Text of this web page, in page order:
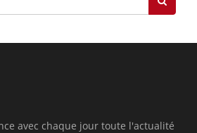
avec chaque jour toute l'actualité